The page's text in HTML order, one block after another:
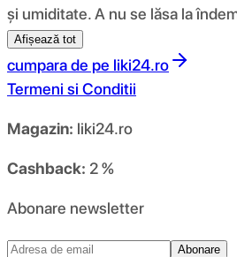
și umiditate. A nu se lăsa la
Afișează tot
cumpara de pe liki24.ro
Termeni si Conditii
Magazin: liki24.ro
Cashback: 2 %
Abonare newsletter
Abonare